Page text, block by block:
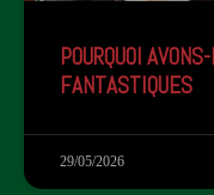
POURQUOI
FANTASTIQUES
29/05/2026